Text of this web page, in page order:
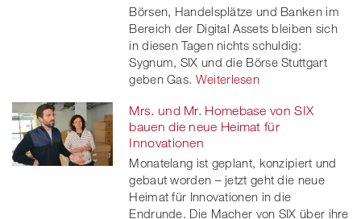
Börsen, Handelsplätze und Banken im
Bereich der Digital Assets bleiben sich
in diesen Tagen nichts schuldig:
Sygnum, SIX und die Börse Stuttgart
geben Gas. Weiterlesen
Mrs. und Mr. Homebase von SIX
bauen die neue Heimat für
Innovationen
Monatelang ist geplant, konzipiert und
gebaut worden – jetzt geht die neue
Heimat für Innovationen in die
Endrunde. Die Macher von SIX über ihre